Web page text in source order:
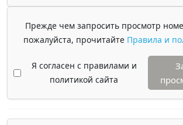
Прежде чем запросить просмотр
пожалуйста, прочитайте Правила и
Я согласен с правилами и
политикой сайта